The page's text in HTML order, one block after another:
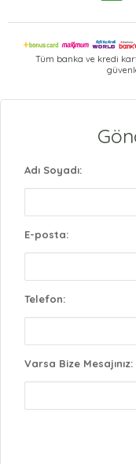
Tüm banka ve kredi
Adı Soyadı:
E-posta:
Telefon:
Varsa Bize Mesajınız: